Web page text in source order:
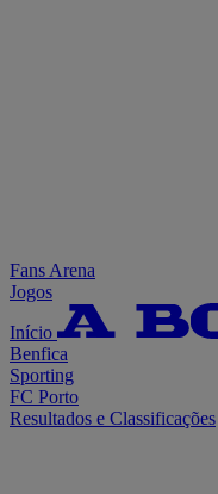
Fans Arena
Jogos
Início
Benfica
Sporting
FC Porto
Resultados e Classificações